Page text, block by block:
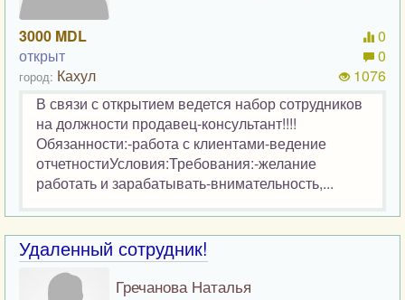
3000 MDL
открыт
город: Кахул
0
0
1076
В связи с открытием ведется набор сотрудников
на должности продавец-консультант!!!!
Обязанности:-работа с клиентами-ведение
отчетностиУсловия:Требования:-желание
работать и зарабатывать-внимательность,...
Удаленный сотрудник!
Гречанова Наталья